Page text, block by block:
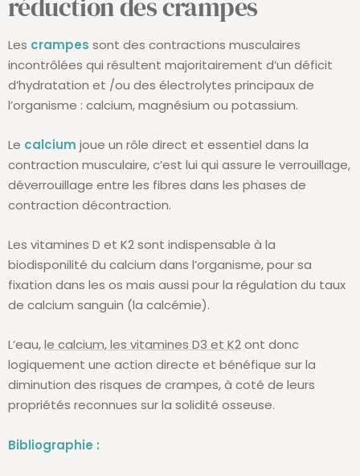
réduction des crampes
Les crampes sont des contractions musculaires
incontrôlées qui résultent majoritairement d’un déficit
d’hydratation et /ou des électrolytes principaux de
l’organisme : calcium, magnésium ou potassium.
Le calcium joue un rôle direct et essentiel dans la
contraction musculaire, c’est lui qui assure le verrouillage,
déverrouillage entre les fibres dans les phases de
contraction décontraction.
Les vitamines D et K2 sont indispensable à la
biodisponilité du calcium dans l’organisme, pour sa
fixation dans les os mais aussi pour la régulation du taux
de calcium sanguin (la calcémie).
L’eau,le calcium, les vitamines D3 et K2ont donc
logiquement une action directe et bénéfique sur la
diminution des risques de crampes, à coté de leurs
propriétés reconnues sur la solidité osseuse.
Bibliographie :